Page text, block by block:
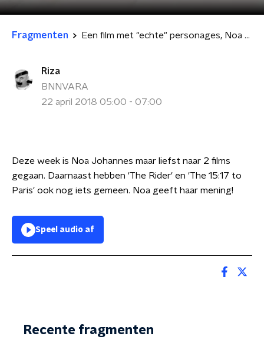
Fragmenten Een film met "echte" personages, Noa Johannes weet het nog niet helemaal...
Riza
BNNVARA
22 april 2018 05:00 - 07:00
Deze week is Noa Johannes maar liefst naar 2 films
gegaan. Daarnaast hebben 'The Rider' en 'The 15:17 to
Paris' ook nog iets gemeen. Noa geeft haar mening!
Speel audio af
Recente fragmenten